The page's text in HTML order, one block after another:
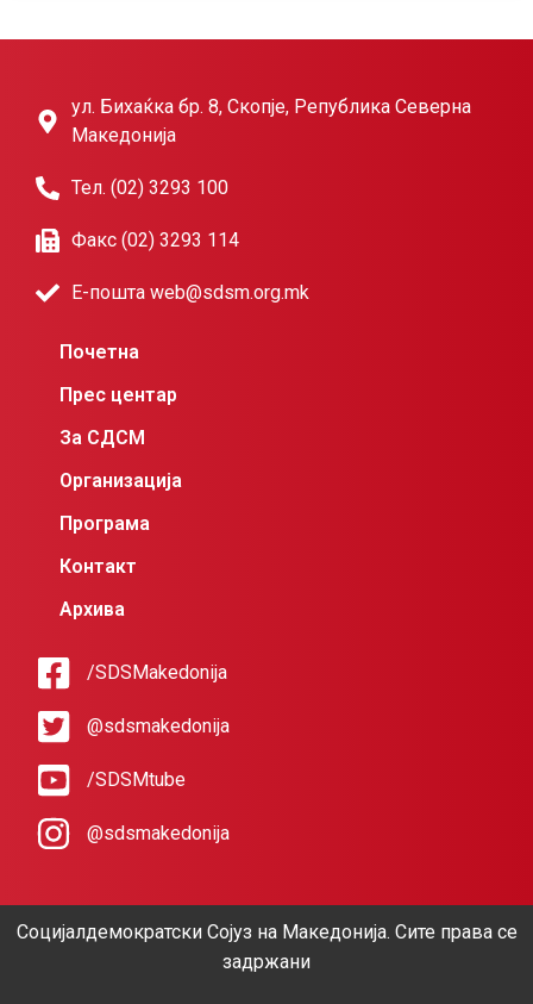
ул. Бихаќка бр. 8, Скопје, Република Северна
Македонија
Тел. (02) 3293 100
Факс (02) 3293 114
Е-пошта web@sdsm.org.mk
Почетна
Прес центар
За СДСМ
Организација
Програма
Контакт
Архива
/SDSMakedonija
@sdsmakedonija
/SDSMtube
@sdsmakedonija
Социјалдемократски Сојуз на Македонија. Сите права се
задржани